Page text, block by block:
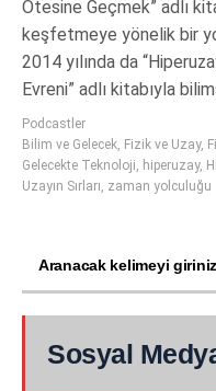
Ötesine Geçmek” adlı
keşfetmeye yönelik bir
2014 yılında da
Evreni” adlı kitabıyla
Podcastler
Bilim ve Gelecek, Fizik ve Uzay,
Gelecekte Teknoloji, hiperuzay,
Uzayın Sırları, zaman yolculuğu
Sosyal